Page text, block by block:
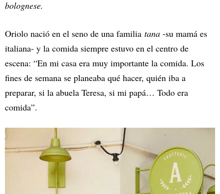
bolognese.
Oriolo nació en el seno de una familia tana -su mamá es
italiana- y la comida siempre estuvo en el centro de
escena: “En mi casa era muy importante la comida. Los
fines de semana se planeaba qué hacer, quién iba a
preparar, si la abuela Teresa, si mi papá… Todo era
comida”.